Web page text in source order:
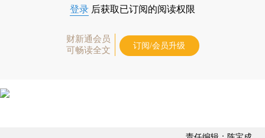
登录 后获取已订阅的阅读权限
财新通会员
可畅读全文
订阅/会员升级